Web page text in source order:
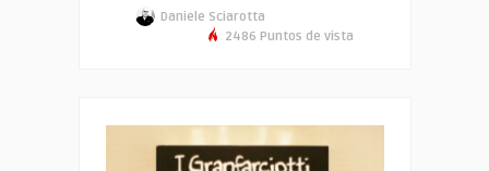
Daniele Sciarotta
2486 Puntos de vista